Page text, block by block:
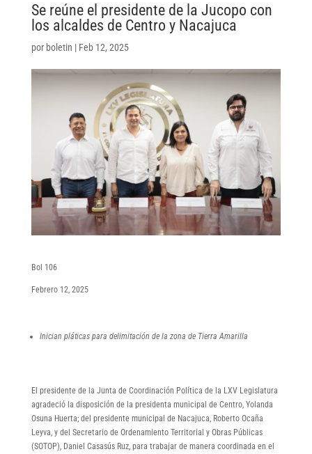
Se reúne el presidente de la Jucopo con
los alcaldes de Centro y Nacajuca
por boletin | Feb 12, 2025
Bol 106
Febrero 12, 2025
Inician pláticas para delimitación de la zona de Tierra Amarilla
El presidente de la Junta de Coordinación Política de la LXV Legislatura
agradeció la disposición de la presidenta municipal de Centro, Yolanda
Osuna Huerta; del presidente municipal de Nacajuca, Roberto Ocaña
Leyva, y del Secretario de Ordenamiento Territorial y Obras Públicas
(SOTOP), Daniel Casasús Ruz, para trabajar de manera coordinada en el